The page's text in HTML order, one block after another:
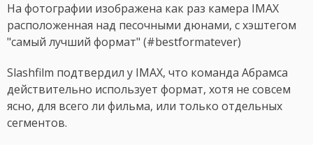
На фотографии изображена как раз камера IMAX
расположенная над песочными дюнами, с хэштегом
"самый лучший формат" (#bestformatever)
Slashfilm подтвердил у IMAX, что команда Абрамса
действительно использует формат, хотя не совсем
ясно, для всего ли фильма, или только отдельных
сегментов.